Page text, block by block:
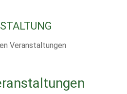
Veranstaltungen